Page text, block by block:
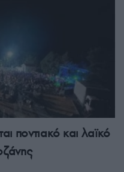
ποντιακό και λαϊκό